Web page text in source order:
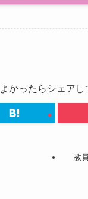
よかったらシェアし
教